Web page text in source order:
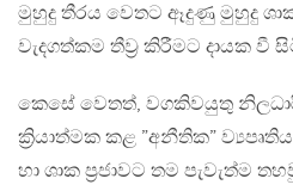
මුහුදු තීරය වෙතට ඈදුණු මුහුදු
වැදගත්කම තීව‍්‍ර කිරීමට දායක වී
කෙසේ වෙතත්, වගකිවයුතු
ක්‍රියාත්මක කළ ”අනීතික”
හා ශාක ප‍්‍රජාවට තම පැවැත්ම